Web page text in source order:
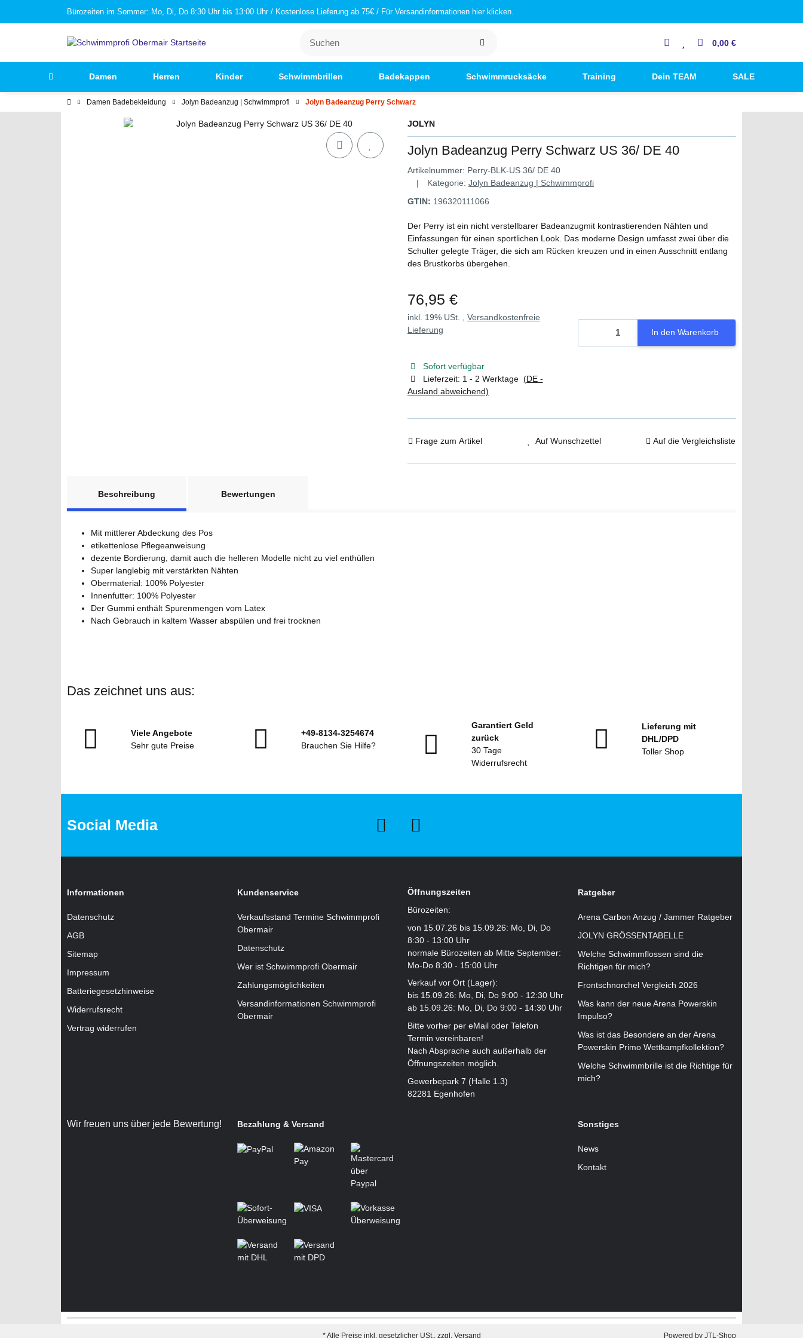
Bürozeiten im Sommer: Mo, Di, Do 8:30 Uhr bis 13:00 Uhr / Kostenlose Lieferung ab 75€ / Für Versandinformationen hier klicken.
0,00 €
Damen Herren Kinder Schwimmbrillen Badekappen Schwimmrucksäcke Training Dein TEAM SALE
Damen Badebekleidung Jolyn Badeanzug | Schwimmprofi Jolyn Badeanzug Perry Schwarz
JOLYN
Jolyn Badeanzug Perry Schwarz US 36/ DE 40
Artikelnummer: Perry-BLK-US 36/ DE 40
Kategorie: Jolyn Badeanzug | Schwimmprofi
GTIN: 196320111066
Der Perry ist ein nicht verstellbarer Badeanzugmit kontrastierenden Nähten und
Einfassungen für einen sportlichen Look. Das moderne Design umfasst zwei über die
Schulter gelegte Träger, die sich am Rücken kreuzen und in einen Ausschnitt entlang
des Brustkorbs übergehen.
76,95 €
inkl. 19% USt. , Versandkostenfreie
Lieferung
Sofort verfügbar
Lieferzeit: 1 - 2 Werktage (DE -
Ausland abweichend)
In den Warenkorb
Frage zum Artikel Auf Wunschzettel Auf die Vergleichsliste
Beschreibung
Bewertungen
Mit mittlerer Abdeckung des Pos
etikettenlose Pflegeanweisung
dezente Bordierung, damit auch die helleren Modelle nicht zu viel enthüllen
Super langlebig mit verstärkten Nähten
Obermaterial: 100% Polyester
Innenfutter: 100% Polyester
Der Gummi enthält Spurenmengen vom Latex
Nach Gebrauch in kaltem Wasser abspülen und frei trocknen
Das zeichnet uns aus:
Viele Angebote
Sehr gute Preise
+49-8134-3254674
Brauchen Sie Hilfe?
Garantiert Geld
zurück
30 Tage
Widerrufsrecht
Lieferung mit
DHL/DPD
Toller Shop
Social Media
Informationen
Datenschutz
AGB
Sitemap
Impressum
Batteriegesetzhinweise
Widerrufsrecht
Vertrag widerrufen
Kundenservice
Verkaufsstand Termine Schwimmprofi
Obermair
Datenschutz
Wer ist Schwimmprofi Obermair
Zahlungsmöglichkeiten
Versandinformationen Schwimmprofi
Obermair
Öffnungszeiten
Bürozeiten:
von 15.07.26 bis 15.09.26: Mo, Di, Do
8:30 - 13:00 Uhr
normale Bürozeiten ab Mitte September:
Mo-Do 8:30 - 15:00 Uhr
Verkauf vor Ort (Lager):
bis 15.09.26: Mo, Di, Do 9:00 - 12:30 Uhr
ab 15.09.26: Mo, Di, Do 9:00 - 14:30 Uhr
Bitte vorher per eMail oder Telefon
Termin vereinbaren!
Nach Absprache auch außerhalb der
Öffnungszeiten möglich.
Gewerbepark 7 (Halle 1.3)
82281 Egenhofen
Ratgeber
Arena Carbon Anzug / Jammer Ratgeber
JOLYN GRÖSSENTABELLE
Welche Schwimmflossen sind die
Richtigen für mich?
Frontschnorchel Vergleich 2026
Was kann der neue Arena Powerskin
Impulso?
Was ist das Besondere an der Arena
Powerskin Primo Wettkampfkollektion?
Welche Schwimmbrille ist die Richtige für
mich?
Wir freuen uns über jede Bewertung! Bezahlung & Versand Sonstiges
News
Kontakt
* Alle Preise inkl. gesetzlicher USt., zzgl. Versand Powered by JTL-Shop